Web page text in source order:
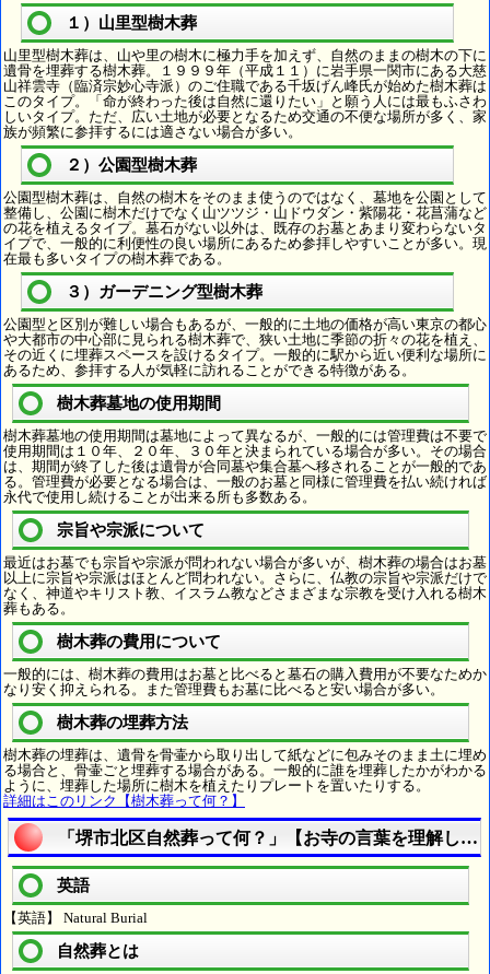
１）山里型樹木葬
山里型樹木葬は、山や里の樹木に極力手を加えず、自然のままの樹木の下に
遺骨を埋葬する樹木葬。１９９９年（平成１１）に岩手県一関市にある大慈
山祥雲寺（臨済宗妙心寺派）のご住職である千坂げん峰氏が始めた樹木葬は
このタイプ。「命が終わった後は自然に還りたい」と願う人には最もふさわ
しいタイプ。ただ、広い土地が必要となるため交通の不便な場所が多く、家
族が頻繁に参拝するには適さない場合が多い。
２）公園型樹木葬
公園型樹木葬は、自然の樹木をそのまま使うのではなく、墓地を公園として
整備し、公園に樹木だけでなく山ツツジ・山ドウダン・紫陽花・花菖蒲など
の花を植えるタイプ。墓石がない以外は、既存のお墓とあまり変わらないタ
イプで、一般的に利便性の良い場所にあるため参拝しやすいことが多い。現
在最も多いタイプの樹木葬である。
３）ガーデニング型樹木葬
公園型と区別が難しい場合もあるが、一般的に土地の価格が高い東京の都心
や大都市の中心部に見られる樹木葬で、狭い土地に季節の折々の花を植え、
その近くに埋葬スペースを設けるタイプ。一般的に駅から近い便利な場所に
あるため、参拝する人が気軽に訪れることができる特徴がある。
樹木葬墓地の使用期間
樹木葬墓地の使用期間は墓地によって異なるが、一般的には管理費は不要で
使用期間は１０年、２０年、３０年と決まられている場合が多い。その場合
は、期間が終了した後は遺骨が合同墓や集合墓へ移されることが一般的であ
る。管理費が必要となる場合は、一般のお墓と同様に管理費を払い続ければ
永代で使用し続けることが出来る所も多数ある。
宗旨や宗派について
最近はお墓でも宗旨や宗派が問われない場合が多いが、樹木葬の場合はお墓
以上に宗旨や宗派はほとんど問われない。さらに、仏教の宗旨や宗派だけで
なく、神道やキリスト教、イスラム教などさまざまな宗教を受け入れる樹木
葬もある。
樹木葬の費用について
一般的には、樹木葬の費用はお墓と比べると墓石の購入費用が不要なためか
なり安く抑えられる。また管理費もお墓に比べると安い場合が多い。
樹木葬の埋葬方法
樹木葬の埋葬は、遺骨を骨壷から取り出して紙などに包みそのまま土に埋め
る場合と、骨壷ごと埋葬する場合がある。一般的に誰を埋葬したかがわかる
ように、埋葬した場所に樹木を植えたりプレートを置いたりする。
詳細はこのリンク【樹木葬って何？】
「堺市北区自然葬って何？」【お寺の言葉を理解しよ
英語
【英語】 Natural Burial
自然葬とは